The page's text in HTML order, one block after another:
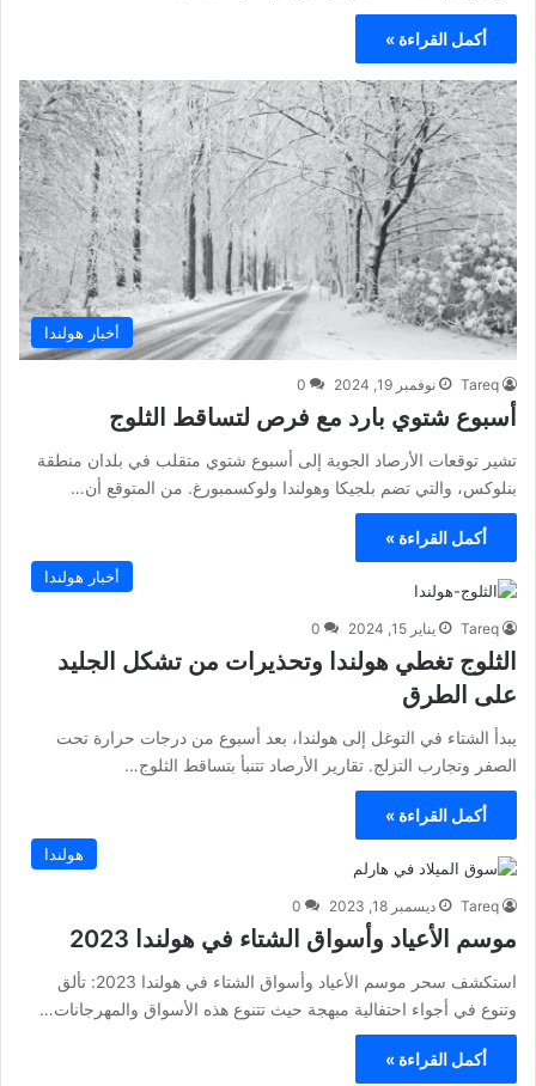
أكمل القراءة »
أخبار هولندا
Tareq نوفمبر 19, 2024 0
أسبوع شتوي بارد مع فرص لتساقط الثلوج
تشير توقعات الأرصاد الجوية إلى أسبوع شتوي متقلب في بلدان منطقة
بنلوكس، والتي تضم بلجيكا وهولندا ولوكسمبورغ. من المتوقع أن…
أكمل القراءة »
أخبار هولندا
Tareq يناير 15, 2024 0
الثلوج تغطي هولندا وتحذيرات من تشكل الجليد
على الطرق
يبدأ الشتاء في التوغل إلى هولندا، بعد أسبوع من درجات حرارة تحت
الصفر وتجارب التزلج. تقارير الأرصاد تتنبأ بتساقط الثلوج…
أكمل القراءة »
هولندا
Tareq ديسمبر 18, 2023 0
موسم الأعياد وأسواق الشتاء في هولندا 2023
استكشف سحر موسم الأعياد وأسواق الشتاء في هولندا 2023: تألق
وتنوع في أجواء احتفالية مبهجة حيث تتنوع هذه الأسواق والمهرجانات…
أكمل القراءة »